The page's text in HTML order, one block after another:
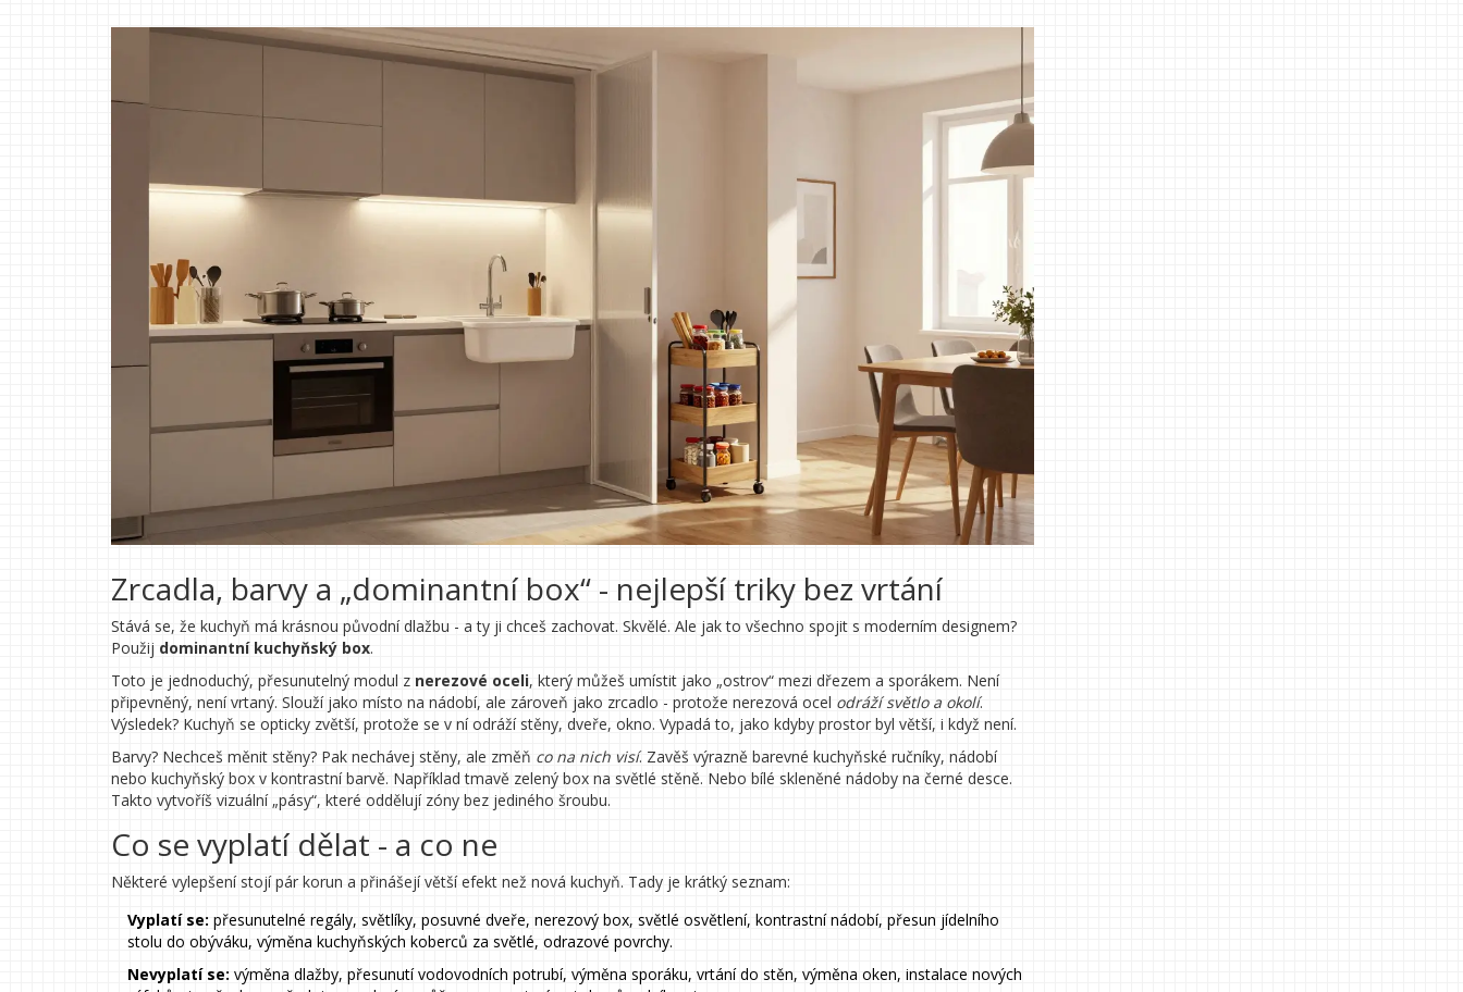
Zrcadla, barvy a „dominantní box“ - nejlepší triky bez vrtání
Stává se, že kuchyň má krásnou původní dlažbu - a ty ji chceš zachovat. Skvělé. Ale jak to všechno spojit s moderním designem?
Použij dominantní kuchyňský box.
Toto je jednoduchý, přesunutelný modul z nerezové oceli, který můžeš umístit jako „ostrov“ mezi dřezem a sporákem. Není
připevněný, není vrtaný. Slouží jako místo na nádobí, ale zároveň jako zrcadlo - protože nerezová ocel odráží světlo a okolí.
Výsledek? Kuchyň se opticky zvětší, protože se v ní odráží stěny, dveře, okno. Vypadá to, jako kdyby prostor byl větší, i když není.
Barvy? Nechceš měnit stěny? Pak nechávej stěny, ale změň co na nich visí. Zavěš výrazně barevné kuchyňské ručníky, nádobí
nebo kuchyňský box v kontrastní barvě. Například tmavě zelený box na světlé stěně. Nebo bílé skleněné nádoby na černé desce.
Takto vytvoříš vizuální „pásy“, které oddělují zóny bez jediného šroubu.
Co se vyplatí dělat - a co ne
Některé vylepšení stojí pár korun a přinášejí větší efekt než nová kuchyň. Tady je krátký seznam:
Vyplatí se: přesunutelné regály, světlíky, posuvné dveře, nerezový box, světlé osvětlení, kontrastní nádobí, přesun jídelního
stolu do obýváku, výměna kuchyňských koberců za světlé, odrazové povrchy.
Nevyplatí se: výměna dlažby, přesunutí vodovodních potrubí, výměna sporáku, vrtání do stěn, výměna oken, instalace nových